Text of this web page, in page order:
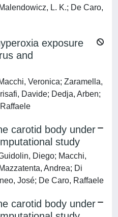
L. K.; De Caro,
exposure
and
Veronica; Zaramella,
Davide; Dedja, Arben;
carotid body under
study
Diego; Macchi,
Andrea; Di
José; De Caro, Raffaele
carotid body under